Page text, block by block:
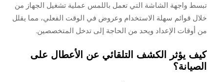
تبسط واجهة الشاشة التي تعمل باللمس عملية تشغيل الجهاز من
خلال قوائم سهلة الاستخدام وعروض في الوقت الفعلي، مما يقلل
من أوقات الإعداد ويحد من الحاجة إلى تدخل المتخصصين.
كيف يؤثر الكشف التلقائي عن الأعطال على
الصيانة؟